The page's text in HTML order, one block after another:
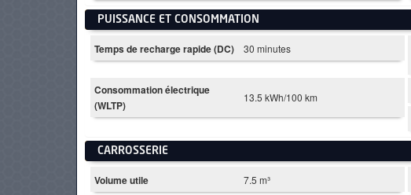
PUISSANCE ET CONSOMMATION
Temps de recharge rapide (DC) 30 minutes
Consommation électrique
(WLTP)
13.5 kWh/100 km
CARROSSERIE
Volume utile 7.5 m³